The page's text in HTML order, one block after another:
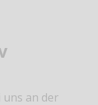
uns an der